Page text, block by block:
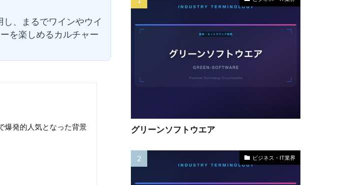
、まるでワインやウイ
を楽しめるカルチャー
爆発的人気となった背景 グリーンソフトウエア
ビジネス・IT業界